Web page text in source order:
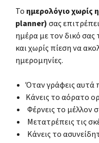
Το ημερολόγιο χωρίς
planner)σας
ημέρα με τον δικό σας
και χωρίς πίεση να
ημερομηνίες.
Όταν γράφεις αυτά
Κάνεις το αόρατο
Φέρνεις το μέλλον
Μετατρέπεις τις
Κάνεις το